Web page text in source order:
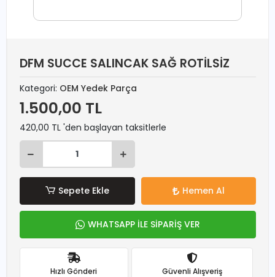
DFM SUCCE SALINCAK SAĞ ROTİLSİZ
Kategori: OEM Yedek Parça
1.500,00 TL
420,00 TL 'den başlayan taksitlerle
Sepete Ekle Hemen Al
WHATSAPP İLE SİPARİŞ VER
Hızlı Gönderi Güvenli Alışveriş